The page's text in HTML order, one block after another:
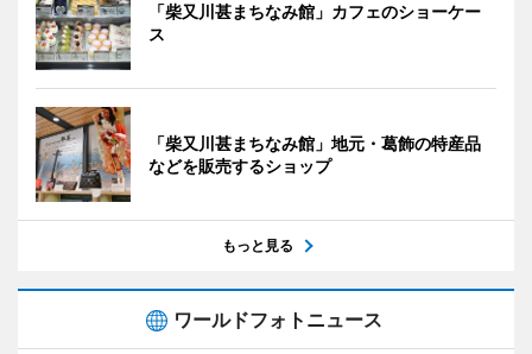
「柴又川甚まちなみ館」カフェのショーケー
ス
「柴又川甚まちなみ館」地元・葛飾の特産品
などを販売するショップ
もっと見る
ワールドフォトニュース